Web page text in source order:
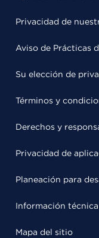
Privacidad de
Aviso de Prácticas
Su elección de
Términos y
Derechos y
Privacidad de
Planeación para
Información técnica
Mapa del sitio